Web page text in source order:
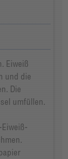
Eiweiß
und die
Die
umfüllen.